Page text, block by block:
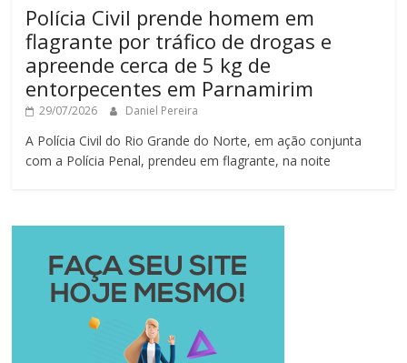
Polícia Civil prende homem em
flagrante por tráfico de drogas e
apreende cerca de 5 kg de
entorpecentes em Parnamirim
29/07/2026 Daniel Pereira
A Polícia Civil do Rio Grande do Norte, em ação conjunta
com a Polícia Penal, prendeu em flagrante, na noite